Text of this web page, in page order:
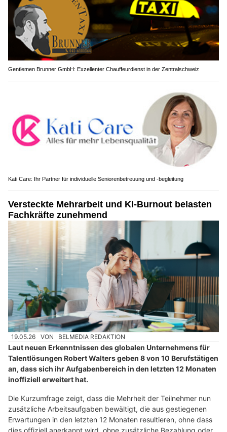
Gentlemen Brunner GmbH: Exzellenter Chauffeurdienst in der Zentralschweiz
Kati Care: Ihr Partner für individuelle Seniorenbetreuung und -begleitung
Versteckte Mehrarbeit und KI-Burnout belasten
Fachkräfte zunehmend
19.05.26 VON BELMEDIA REDAKTION
Laut neuen Erkenntnissen des globalen Unternehmens für
Talentlösungen Robert Walters geben 8 von 10 Berufstätigen
an, dass sich ihr Aufgabenbereich in den letzten 12 Monaten
inoffiziell erweitert hat.
Die Kurzumfrage zeigt, dass die Mehrheit der Teilnehmer nun
zusätzliche Arbeitsaufgaben bewältigt, die aus gestiegenen
Erwartungen in den letzten 12 Monaten resultieren, ohne dass